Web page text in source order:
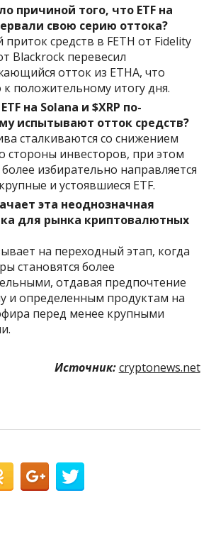
причиной того, что ETF на
свою серию оттока?
средств в FETH от Fidelity
Blackrock перевесил
отток из ETHA, что
к положительному итогу дня.
на Solana и $XRP по-
испытывают отток средств?
сталкиваются со снижением
стороны инвесторов, при этом
избирательно направляется
и устоявшиеся ETF.
эта неоднозначная
для рынка криптовалютных
на переходный этап, когда
становятся более
отдавая предпочтение
и определенным продуктам на
перед менее крупными
Источник: cryptonews.net